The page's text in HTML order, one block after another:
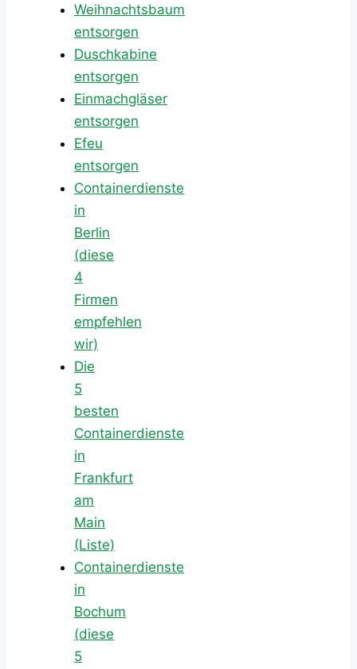
Weihnachtsbaum
entsorgen
Duschkabine
entsorgen
Einmachgläser
entsorgen
Efeu
entsorgen
Containerdienste
in
Berlin
(diese
4
Firmen
empfehlen
wir)
Die
5
besten
Containerdienste
in
Frankfurt
am
Main
(Liste)
Containerdienste
in
Bochum
(diese
5